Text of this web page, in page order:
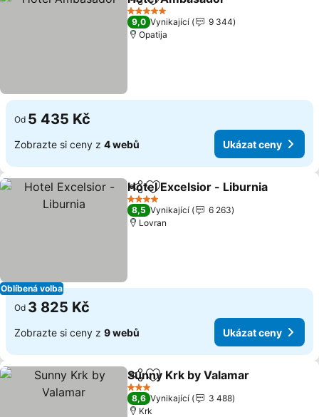
SdíletPřidat na seznam oblíbených
5 Počet hvězdiček
9,0 Vynikající
9 344
Opatija
Od 5 435 Kč
Zobrazte si ceny z 4 webů Ukázat ceny
Oblíbená volba
SdíletPřidat na seznam oblíbených
Hotel Excelsior - Liburnia
4 Počet hvězdiček
8,5 Vynikající
6 263
Lovran
Od 3 825 Kč
Zobrazte si ceny z 9 webů Ukázat ceny
SdíletPřidat na seznam oblíbených
Sunny Krk by Valamar
3 Počet hvězdiček
8,6 Vynikající
3 488
Krk